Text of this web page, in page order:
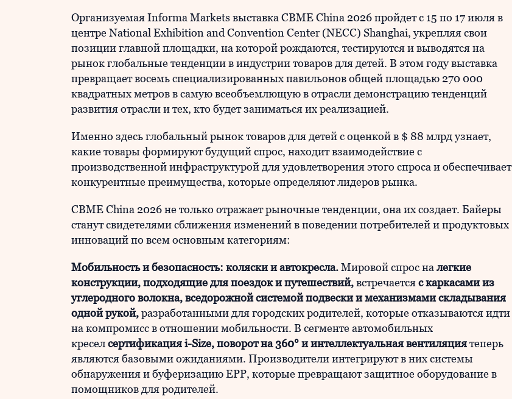
Организуемая Informa Markets выставка CBME China 2026 пройдет с 15 по 17 июля в
центре National Exhibition and Convention Center (NECC) Shanghai, укрепляя свои
позиции главной площадки, на которой рождаются, тестируются и выводятся на
рынок глобальные тенденции в индустрии товаров для детей. В этом году выставка
превращает восемь специализированных павильонов общей площадью 270 000
квадратных метров в самую всеобъемлющую в отрасли демонстрацию тенденций
развития отрасли и тех, кто будет заниматься их реализацией.
Именно здесь глобальный рынок товаров для детей с оценкой в $ 88 млрд узнает,
какие товары формируют будущий спрос, находит взаимодействие с
производственной инфраструктурой для удовлетворения этого спроса и обеспечивает
конкурентные преимущества, которые определяют лидеров рынка.
CBME China 2026 не только отражает рыночные тенденции, она их создает. Байеры
станут свидетелями сближения изменений в поведении потребителей и продуктовых
инноваций по всем основным категориям:
Мобильность и безопасность: коляски и автокресла.Мировой спрос на легкие
конструкции, подходящие для поездок и путешествий,встречаетсяс каркасами из
углеродного волокна, вседорожной системой подвески и механизмами складывания
одной рукой,разработанными для городских родителей, которые отказываются идти
на компромисс в отношении мобильности. В сегменте автомобильных
креселсертификация i-Size, поворот на 360° и интеллектуальная вентиляциятеперь
являются базовыми ожиданиями. Производители интегрируют в них системы
обнаружения и буферизацию EPP, которые превращают защитное оборудование в
помощников для родителей.